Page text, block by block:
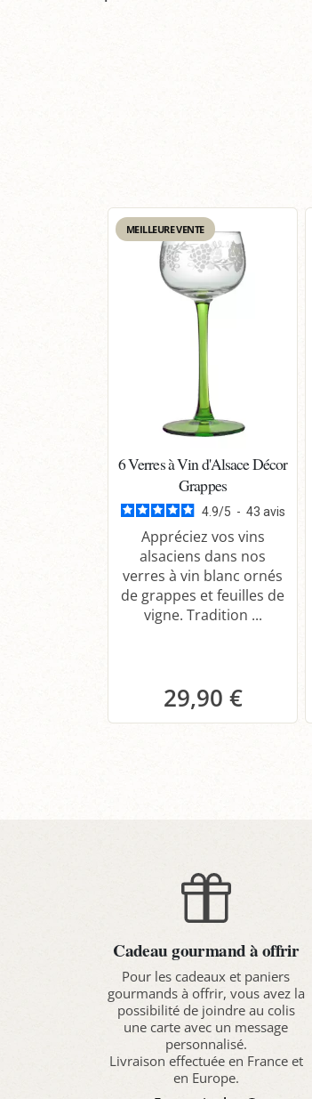
MEILLEURE VENTE
6 Verres à Vin d'Alsace Décor
Grappes
4.9/5 - 43 avis
Appréciez vos vins
alsaciens dans nos
verres à vin blanc ornés
de grappes et feuilles de
vigne. Tradition ...
29,90 €
Cadeau gourmand à offrir
Pour les cadeaux et paniers
gourmands à offrir, vous avez la
possibilité de joindre au colis
une carte avec un message
personnalisé.
Livraison effectuée en France et
en Europe.